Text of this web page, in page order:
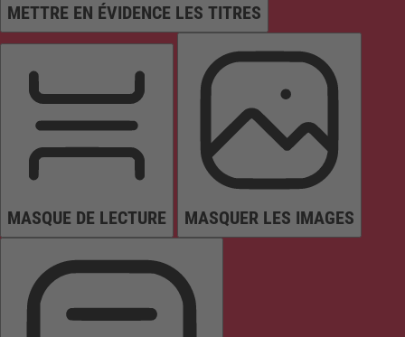
METTRE EN ÉVIDENCE LES TITRES
MASQUE DE LECTURE MASQUER LES IMAGES